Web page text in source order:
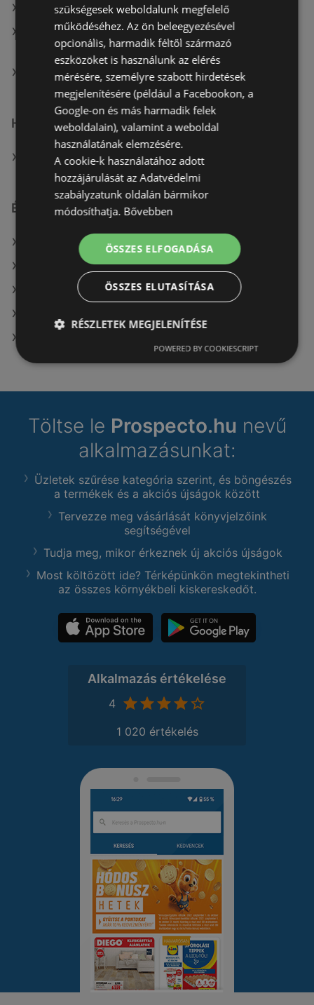
A(z) KiK TEXTIL ÉS NON-FOOD KFT. (HU) ajánlatai
A(z) KiK TEXTIL ÉS NON-FOOD KFT. (HU) aktuális
akciós újságjai
A(z) TEDi Distribution SAS üzletei itt: Szombathelyi
Hasonló kiskereskedők
A(z) KiK TEXTIL ÉS NON-FOOD KFT. (HU) ajánlatai
Érdeklődésre számot tartó elemek itt:
Pepco itt: Nagykátai
A(z) Spar market üzletei itt: Penc
A(z) Rossmann üzletei itt: Mórahalom
Töltse le Prospecto.hu nevű
alkalmazásunkat:
Üzletek szűrése kategória szerint, és böngészés
a termékek és a akciós újságok között
Tervezze meg vásárlását könyvjelzőink
segítségével
Tudja meg, mikor érkeznek új akciós újságok
Most költözött ide? Térképünkön megtekintheti
az összes környékbeli kiskereskedőt.
Alkalmazás értékelése
4
1 020 értékelés
szükségesek weboldalunk megfelelő
működéséhez. Az ön beleegyezésével
opcionális, harmadik féltől származó
eszközöket is használunk az elérés
mérésére, személyre szabott hirdetések
megjelenítésére (például a Facebookon, a
Google-on és más harmadik felek
weboldalain), valamint a weboldal
használatának elemzésére.
A cookie-k használatához adott
hozzájárulását az Adatvédelmi
szabályzatunk oldalán bármikor
módosíthatja. Bővebben
ÖSSZES ELFOGADÁSA
ÖSSZES ELUTASÍTÁSA
RÉSZLETEK MEGJELENÍTÉSE
POWERED BY COOKIESCRIPT